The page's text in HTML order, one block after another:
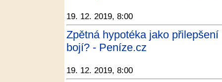
19. 12. 2019, 8:00
Zpětná hypotéka jako
bojí? - Peníze.cz
19. 12. 2019, 8:00